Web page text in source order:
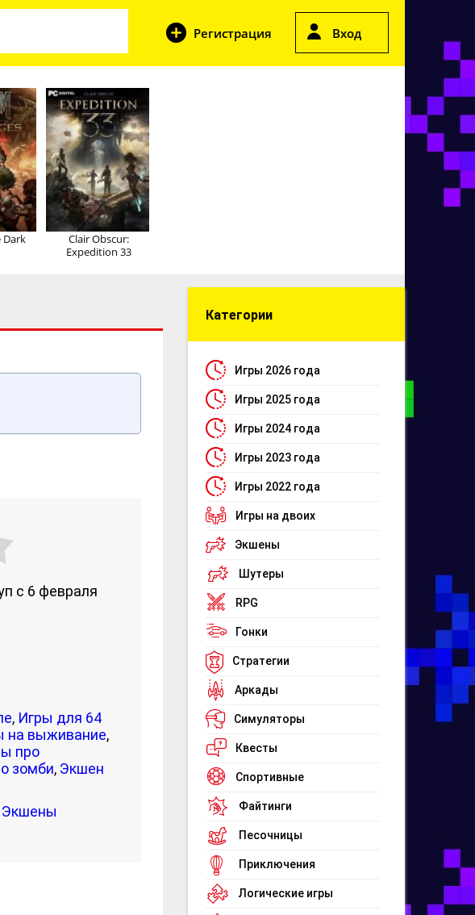
Регистрация Вход
Dark
Clair Obscur:
Expedition 33
с 6 февраля
, Игры для 64
на выживание,
про
зомби, Экшен
Экшены
Категории
Игры 2026 года
Игры 2025 года
Игры 2024 года
Игры 2023 года
Игры 2022 года
Игры на двоих
Экшены
Шутеры
RPG
Гонки
Стратегии
Аркады
Симуляторы
Квесты
Спортивные
Файтинги
Песочницы
Приключения
Логические игры